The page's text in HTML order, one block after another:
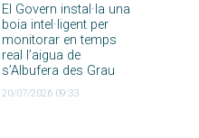
El Govern instal·la una
boia intel·ligent per
monitorar en temps
real l’aigua de
s’Albufera des Grau
20/07/2026 09:33